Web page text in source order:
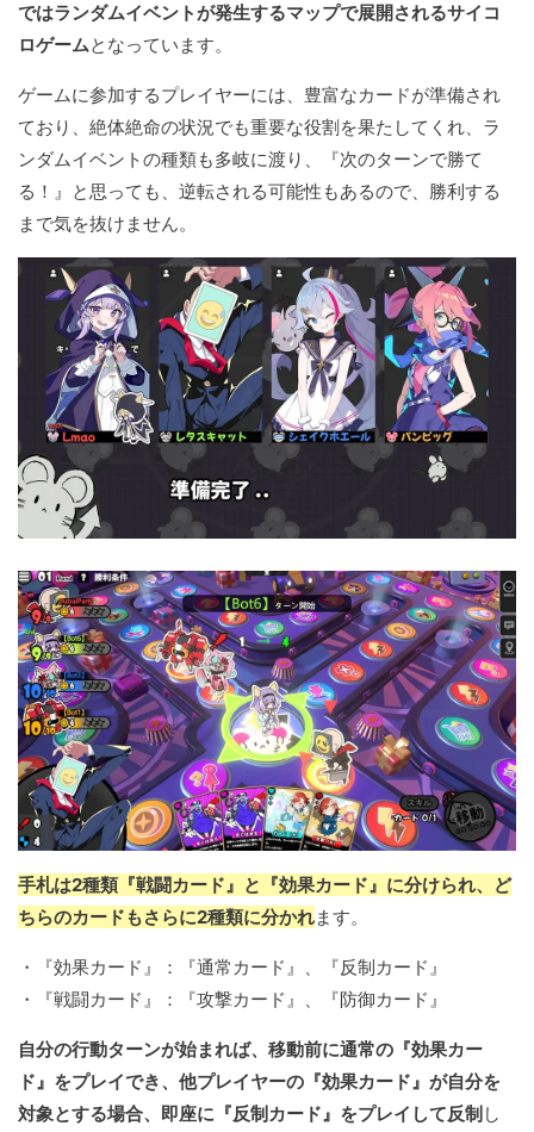
ではランダムイベントが発生するマップで展開されるサイコ
ロゲームとなっています。
ゲームに参加するプレイヤーには、豊富なカードが準備され
ており、絶体絶命の状況でも重要な役割を果たしてくれ、ラ
ンダムイベントの種類も多岐に渡り、『次のターンで勝て
る！』と思っても、逆転される可能性もあるので、勝利する
まで気を抜けません。
手札は2種類『戦闘カード』と『効果カード』に分けられ、ど
ちらのカードもさらに2種類に分かれます。
・『効果カード』：『通常カード』、『反制カード』
・『戦闘カード』：『攻撃カード』、『防御カード』
自分の行動ターンが始まれば、移動前に通常の『効果カー
ド』をプレイでき、他プレイヤーの『効果カード』が自分を
対象とする場合、即座に『反制カード』をプレイして反制し